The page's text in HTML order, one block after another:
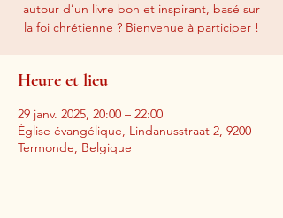
autour d’un livre bon et inspirant, basé sur
la foi chrétienne ? Bienvenue à participer !
Heure et lieu
29 janv. 2025, 20:00 – 22:00
Église évangélique, Lindanusstraat 2, 9200
Termonde, Belgique